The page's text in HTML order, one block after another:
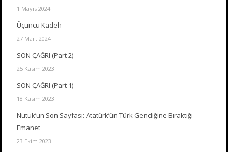
1 Mayıs 2024
Üçüncü Kadeh
27 Mart 2024
SON ÇAĞRI (Part 2)
25 Kasım 2023
SON ÇAĞRI (Part 1)
18 Kasım 2023
Nutuk’un Son Sayfası: Atatürk’ün Türk Gençliğine Bıraktığı
Emanet
23 Ekim 2023